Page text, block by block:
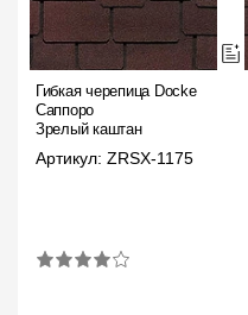
Гибкая черепица Docke
Саппоро
Зрелый каштан
Артикул: ZRSX-1175